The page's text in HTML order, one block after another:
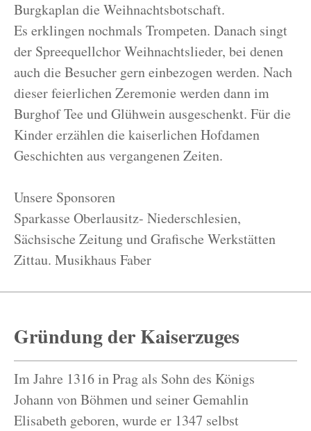
Burgkaplan die Weihnachtsbotschaft.
Es erklingen nochmals Trompeten. Danach singt
der Spreequellchor Weihnachtslieder, bei denen
auch die Besucher gern einbezogen werden. Nach
dieser feierlichen Zeremonie werden dann im
Burghof Tee und Glühwein ausgeschenkt. Für die
Kinder erzählen die kaiserlichen Hofdamen
Geschichten aus vergangenen Zeiten.
Unsere Sponsoren
Sparkasse Oberlausitz- Niederschlesien,
Sächsische Zeitung und Grafische Werkstätten
Zittau. Musikhaus Faber
Gründung der Kaiserzuges
Im Jahre 1316 in Prag als Sohn des Königs
Johann von Böhmen und seiner Gemahlin
Elisabeth geboren, wurde er 1347 selbst